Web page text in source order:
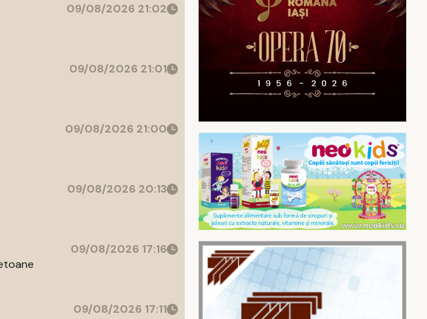
09/08/2026 21:02
09/08/2026 21:01
09/08/2026 21:00
09/08/2026 20:13
09/08/2026 17:16
09/08/2026 17:11